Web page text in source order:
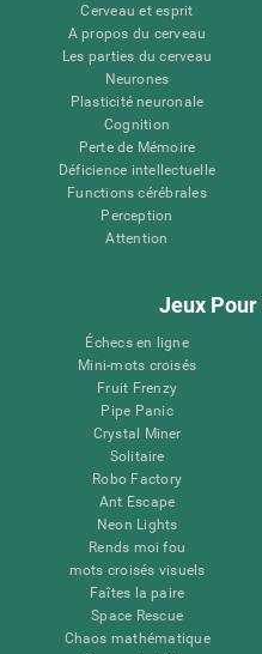
Cerveau et esprit
A propos du cerveau
Les parties du cerveau
Neurones
Plasticité neuronale
Cognition
Perte de Mémoire
Déficience intellectuelle
Functions cérébrales
Perception
Attention
Jeux Pour
Échecs en ligne
Mini-mots croisés
Fruit Frenzy
Pipe Panic
Crystal Miner
Solitaire
Robo Factory
Ant Escape
Neon Lights
Rends moi fou
mots croisés visuels
Faîtes la paire
Space Rescue
Chaos mathématique